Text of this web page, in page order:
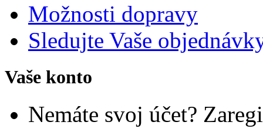
Možnosti dopravy
Sledujte Vaše
Vaše konto
Nemáte svoj účet?